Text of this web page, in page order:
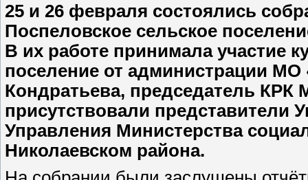
25 и 26 февраля состоялись
Поспеловское сельское
В их работе принимала участие
поселение от администрации
Кондратьева, председатель КРК
присутствовали представители
Управления Министерства
Николаевском района.